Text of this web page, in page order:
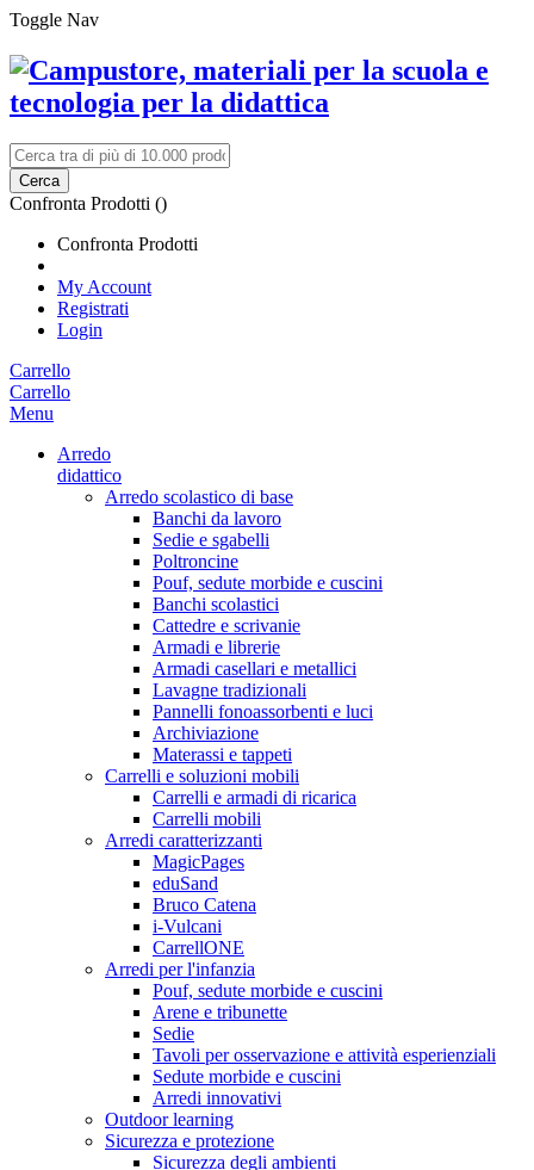
Toggle Nav
Cerca
Confronta Prodotti ()
Confronta Prodotti
My Account
Registrati
Login
Carrello
Carrello
Menu
Arredo
didattico
Arredo scolastico di base
Banchi da lavoro
Sedie e sgabelli
Poltroncine
Pouf, sedute morbide e cuscini
Banchi scolastici
Cattedre e scrivanie
Armadi e librerie
Armadi casellari e metallici
Lavagne tradizionali
Pannelli fonoassorbenti e luci
Archiviazione
Materassi e tappeti
Carrelli e soluzioni mobili
Carrelli e armadi di ricarica
Carrelli mobili
Arredi caratterizzanti
MagicPages
eduSand
Bruco Catena
i-Vulcani
CarrellONE
Arredi per l'infanzia
Pouf, sedute morbide e cuscini
Arene e tribunette
Sedie
Tavoli per osservazione e attività esperienziali
Sedute morbide e cuscini
Arredi innovativi
Outdoor learning
Sicurezza e protezione
Sicurezza degli ambienti